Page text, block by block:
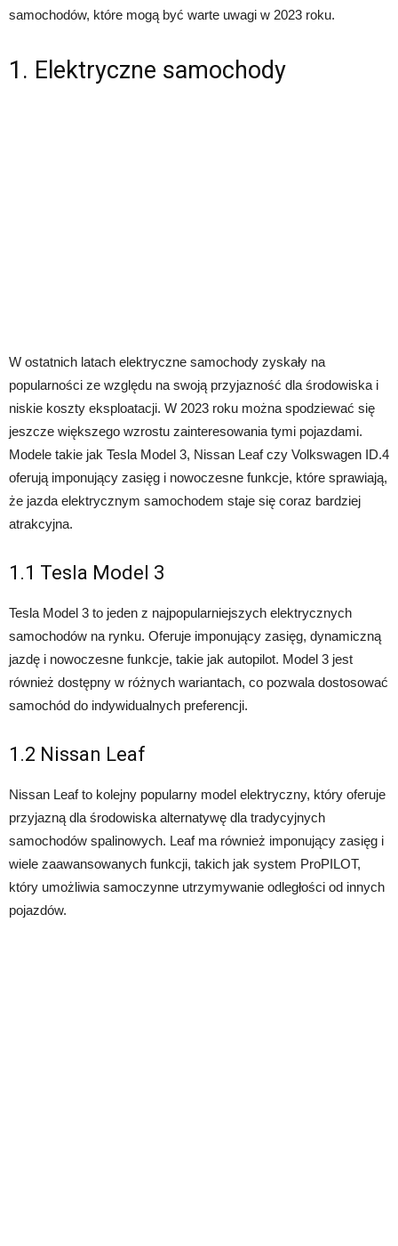
samochodów, które mogą być warte uwagi w 2023 roku.
1. Elektryczne samochody
W ostatnich latach elektryczne samochody zyskały na
popularności ze względu na swoją przyjazność dla środowiska i
niskie koszty eksploatacji. W 2023 roku można spodziewać się
jeszcze większego wzrostu zainteresowania tymi pojazdami.
Modele takie jak Tesla Model 3, Nissan Leaf czy Volkswagen ID.4
oferują imponujący zasięg i nowoczesne funkcje, które sprawiają,
że jazda elektrycznym samochodem staje się coraz bardziej
atrakcyjna.
1.1 Tesla Model 3
Tesla Model 3 to jeden z najpopularniejszych elektrycznych
samochodów na rynku. Oferuje imponujący zasięg, dynamiczną
jazdę i nowoczesne funkcje, takie jak autopilot. Model 3 jest
również dostępny w różnych wariantach, co pozwala dostosować
samochód do indywidualnych preferencji.
1.2 Nissan Leaf
Nissan Leaf to kolejny popularny model elektryczny, który oferuje
przyjazną dla środowiska alternatywę dla tradycyjnych
samochodów spalinowych. Leaf ma również imponujący zasięg i
wiele zaawansowanych funkcji, takich jak system ProPILOT,
który umożliwia samoczynne utrzymywanie odległości od innych
pojazdów.